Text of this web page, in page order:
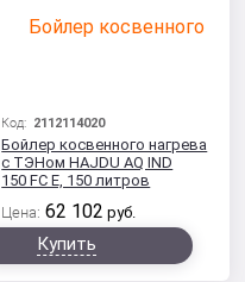
Код: 2112114020
Бойлер косвенного нагрева
с ТЭНом HAJDU AQ IND
150 FC E, 150 литров
Цена: 62 102 руб.
Купить